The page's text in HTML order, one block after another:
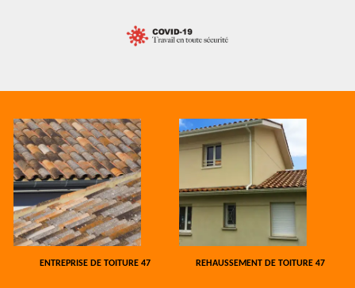
ENTREPRISE DE TOITURE 47 REHAUSSEMENT DE TOITURE 47